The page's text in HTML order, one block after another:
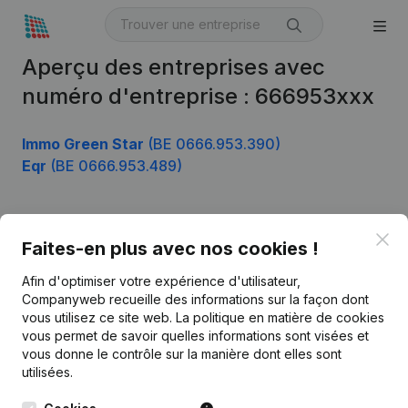
Aperçu des entreprises avec
numéro d'entreprise : 666953xxx
Immo Green Star (BE 0666.953.390)
Eqr (BE 0666.953.489)
Faites-en plus avec nos cookies !
Afin d'optimiser votre expérience d'utilisateur,
Companyweb recueille des informations sur la façon dont
vous utilisez ce site web. La politique en matière de cookies
vous permet de savoir quelles informations sont visées et
vous donne le contrôle sur la manière dont elles sont
utilisées.
Français
Kantorenpark Everest
248D,
Monitoring
Recherche internationale